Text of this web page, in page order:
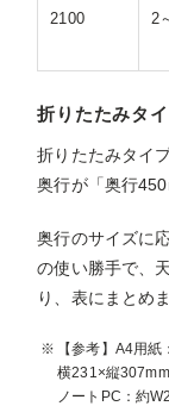
2100 2
折りたたみタ
折りたたみタイ
奥行が「奥行
奥行のサイズに
の使い勝手で、
り、表にまとめ
【参考】A4用
横231×縦
ノートPC：約